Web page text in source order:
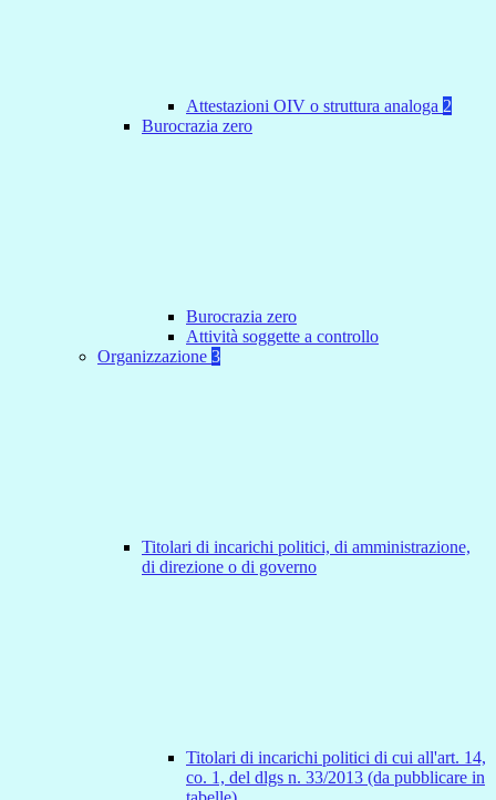
Attestazioni OIV o struttura analoga 2
Burocrazia zero
Burocrazia zero
Attività soggette a controllo
Organizzazione 3
Titolari di incarichi politici, di amministrazione,
di direzione o di governo
Titolari di incarichi politici di cui all'art. 14,
co. 1, del dlgs n. 33/2013 (da pubblicare in